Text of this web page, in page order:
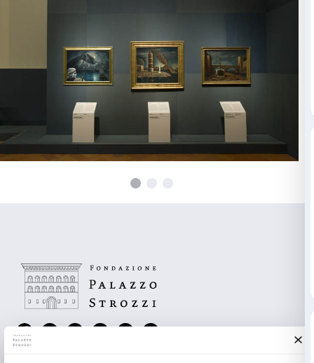
me, perché è inesplicabile».
Quella “illuminazione” o “rivelazione”, come la
permea i quadri dell’artista degli anni Dieci e Venti
Mentre il secolo correva a precipizio verso la Prima
mondiale, l’esperienza dell’alienazione suggerì a
prima di altri – di dipingere quello che definì “il
sue opere che mostrano piazze spazzate dal vento,
solitarie e statue che fissano ciecamente lo spazio,